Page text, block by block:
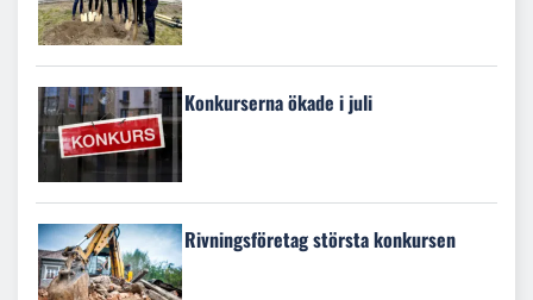
Konkurserna ökade i juli
Rivningsföretag största konkursen